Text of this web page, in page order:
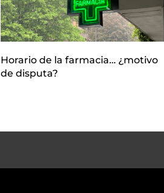
Horario de la farmacia… ¿motivo
de disputa?